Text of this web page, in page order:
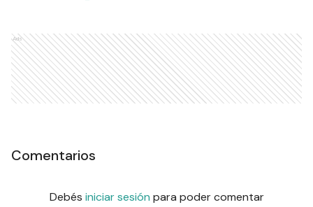
Ads
Comentarios
Debés iniciar sesión para poder comentar